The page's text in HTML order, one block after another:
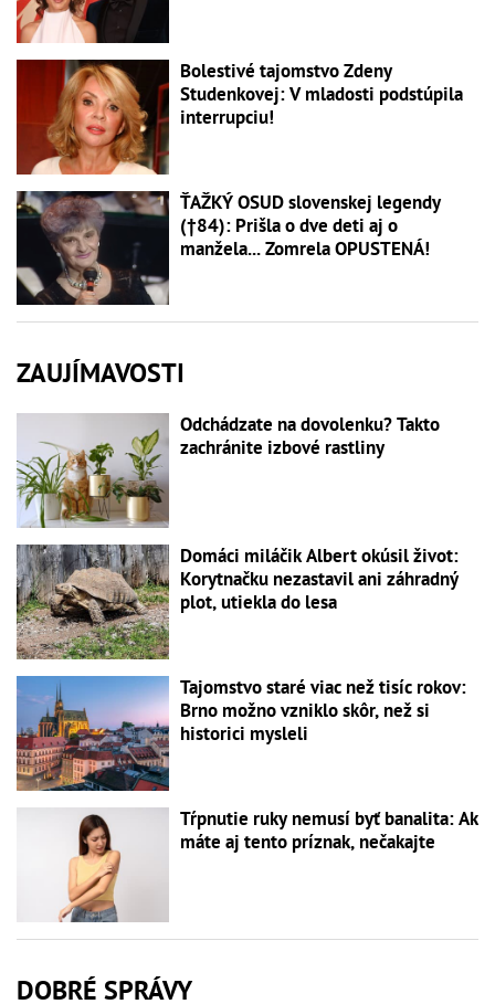
Bolestivé tajomstvo Zdeny
Studenkovej: V mladosti podstúpila
interrupciu!
ŤAŽKÝ OSUD slovenskej legendy
(†84): Prišla o dve deti aj o
manžela... Zomrela OPUSTENÁ!
ZAUJÍMAVOSTI
Odchádzate na dovolenku? Takto
zachránite izbové rastliny
Domáci miláčik Albert okúsil život:
Korytnačku nezastavil ani záhradný
plot, utiekla do lesa
Tajomstvo staré viac než tisíc rokov:
Brno možno vzniklo skôr, než si
historici mysleli
Tŕpnutie ruky nemusí byť banalita: Ak
máte aj tento príznak, nečakajte
DOBRÉ SPRÁVY